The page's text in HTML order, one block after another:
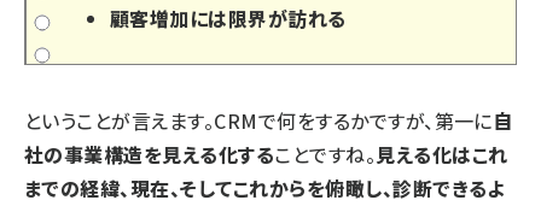
顧客増加には限界が訪れる
ということが言えます。CRMで何をするかですが、第一に自
社の事業構造を見える化することですね。見える化はこれ
までの経緯、現在、そしてこれからを俯瞰し、診断できるよ